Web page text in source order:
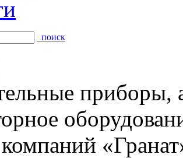
поиск
приборы,